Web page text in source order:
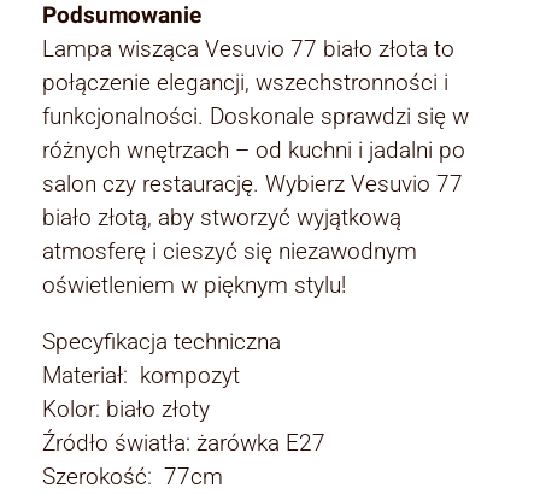
Podsumowanie
Lampa wisząca Vesuvio 77 biało złota to
połączenie elegancji, wszechstronności i
funkcjonalności. Doskonale sprawdzi się w
różnych wnętrzach – od kuchni i jadalni po
salon czy restaurację. Wybierz Vesuvio 77
biało złotą, aby stworzyć wyjątkową
atmosferę i cieszyć się niezawodnym
oświetleniem w pięknym stylu!
Specyfikacja techniczna
Materiał: kompozyt
Kolor: biało złoty
Źródło światła: żarówka E27
Szerokość: 77cm